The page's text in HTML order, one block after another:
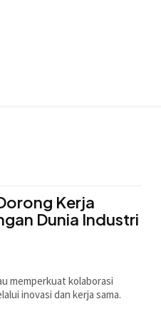
Kerja
Dunia Industri
memperkuat kolaborasi
inovasi dan kerja sama.